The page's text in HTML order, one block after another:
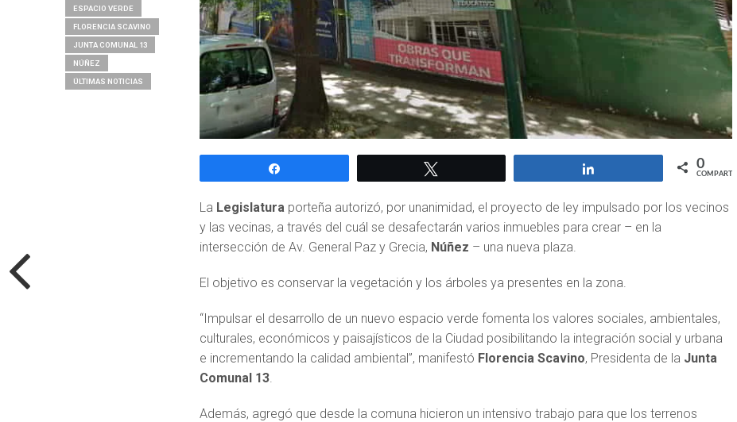
ESPACIO VERDE
FLORENCIA SCAVINO
JUNTA COMUNAL 13
NÚÑEZ
ÚLTIMAS NOTICIAS
0
COMPARTIR
La Legislatura porteña autorizó, por unanimidad, el proyecto de ley impulsado por los vecinos
y las vecinas, a través del cuál se desafectarán varios inmuebles para crear – en la
intersección de Av. General Paz y Grecia, Núñez – una nueva plaza.
El objetivo es conservar la vegetación y los árboles ya presentes en la zona.
“Impulsar el desarrollo de un nuevo espacio verde fomenta los valores sociales, ambientales,
culturales, económicos y paisajísticos de la Ciudad posibilitando la integración social y urbana
e incrementando la calidad ambiental”, manifestó Florencia Scavino, Presidenta de la Junta
Comunal 13.
Además, agregó que desde la comuna hicieron un intensivo trabajo para que los terrenos